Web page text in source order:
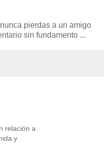
pierdas a un amigo
sin fundamento ...
relación a
y